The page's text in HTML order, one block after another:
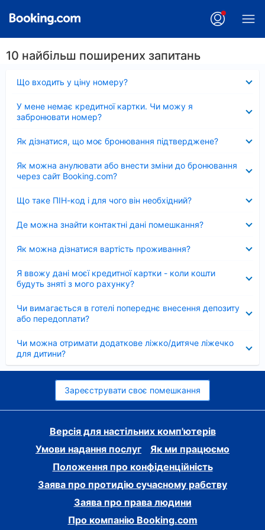
10 найбільш поширених запитань
Що входить у ціну номеру?
У мене немає кредитної картки. Чи можу я
забронювати номер?
Як дізнатися, що моє бронювання підтверджене?
Як можна анулювати або внести зміни до бронювання
через сайт Booking.com?
Що таке ПІН-код і для чого він необхідний?
Де можна знайти контактні дані помешкання?
Як можна дізнатися вартість проживання?
Я ввожу дані моєї кредитної картки - коли кошти
будуть зняті з мого рахунку?
Чи вимагається в готелі попереднє внесення депозиту
або передоплати?
Чи можна отримати додаткове ліжко/дитяче ліжечко
для дитини?
Зареєструвати своє помешкання
Версія для настільних комп'ютерів
Умови надання послуг
Як ми працюємо
Положення про конфіденційність
Заява про протидію сучасному рабству
Заява про права людини
Про компанію Booking.com